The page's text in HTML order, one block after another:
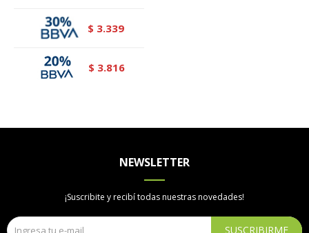
$ 3.339
$ 3.816
NEWSLETTER
¡Suscribite y recibí todas nuestras novedades!
SUSCRIBIRME